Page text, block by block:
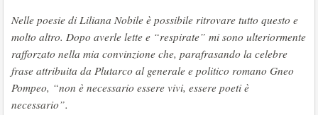
Nelle poesie di Liliana Nobile è possibile ritrovare tutto questo e
molto altro. Dopo averle lette e “respirate” mi sono ulteriormente
rafforzato nella mia convinzione che, parafrasando la celebre
frase attribuita da Plutarco al generale e politico romano Gneo
Pompeo, “non è necessario essere vivi, essere poeti è
necessario”.